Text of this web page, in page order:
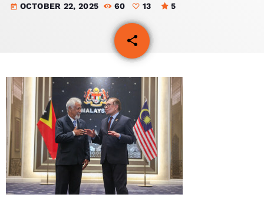
PODCAST SIRA
EVENTU SIRA
KONTAKTU SIRA
TÉTUM
TÉTUM
PORTUGUÊS
PRÓXIMOS PROGRAMAS
today OCTOBER 22, 2025 60 13 5
share
13
email